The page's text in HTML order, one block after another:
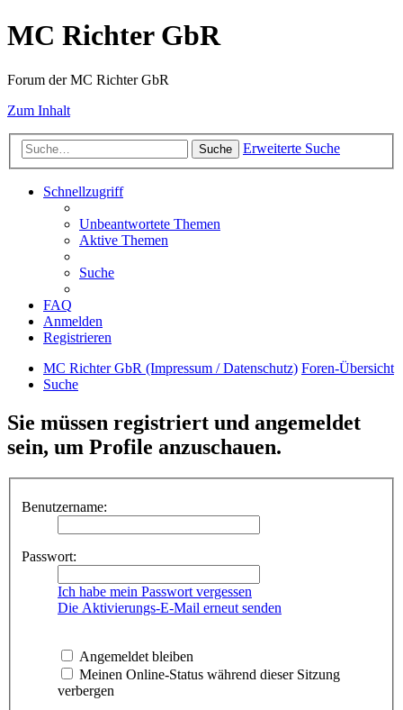
MC Richter GbR
Forum der MC Richter GbR
Zum Inhalt
Suche Erweiterte Suche
Schnellzugriff
Unbeantwortete Themen
Aktive Themen
Suche
FAQ
Anmelden
Registrieren
MC Richter GbR (Impressum / Datenschutz) Foren-Übersicht
Suche
Sie müssen registriert und angemeldet
sein, um Profile anzuschauen.
Benutzername:
Passwort:
Ich habe mein Passwort vergessen
Die Aktivierungs-E-Mail erneut senden
Angemeldet bleiben
Meinen Online-Status während dieser Sitzung
verbergen